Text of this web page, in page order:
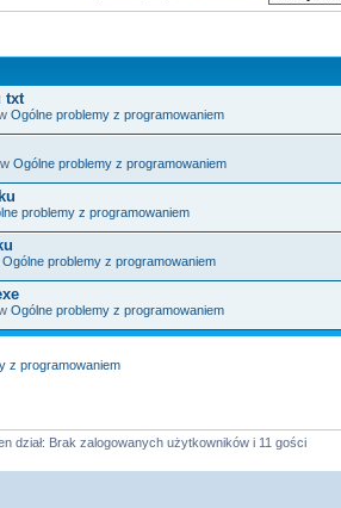
txt
Ogólne problemy z programowaniem
w Ogólne problemy z programowaniem
problemy z programowaniem
Ogólne problemy z programowaniem
Ogólne problemy z programowaniem
z programowaniem
dział: Brak zalogowanych użytkowników i 11 gości